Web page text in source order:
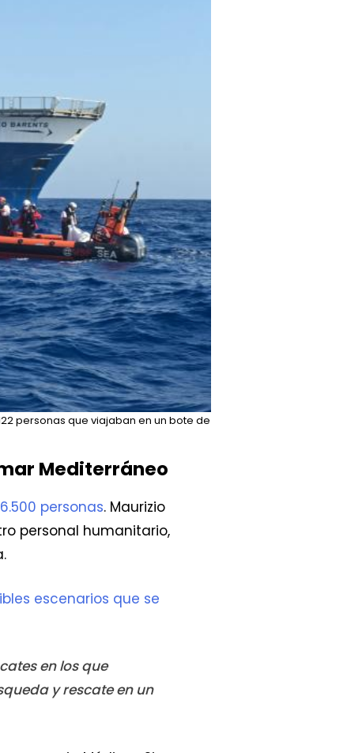
personas que viajaban en un bote de
Mediterráneo
personas. Maurizio
personal humanitario,
escenarios que se
en los que
y rescate en un